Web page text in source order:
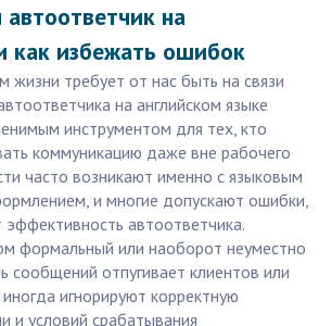
на
как избежать ошибок
жизни требует от нас быть на связи
на английском языке
инструментом для тех, кто
коммуникацию даже вне рабочего
часто возникают именно с языковым
и многие допускают ошибки,
автоответчика.
формальный или наоборот неуместно
сообщений отпугивает клиентов или
игнорируют корректную
и условий срабатывания